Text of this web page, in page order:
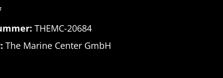
THEMC-20684
The Marine Center GmbH